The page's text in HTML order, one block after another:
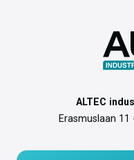
ALTEC
Erasmuslaan 11